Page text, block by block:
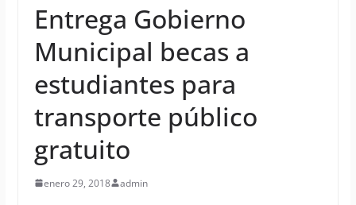
Entrega Gobierno
Municipal becas a
estudiantes para
transporte público
gratuito
enero 29, 2018 admin